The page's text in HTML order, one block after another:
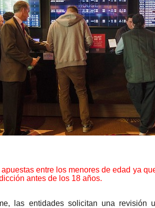
entre los menores de edad ya
antes de los 18 años.
las entidades solicitan una